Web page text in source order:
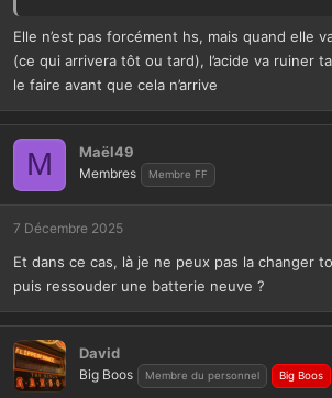
Elle n’est pas forcément hs, mais quand elle
(ce qui arrivera tôt ou tard), l’acide va ruiner
le faire avant que cela n’arrive
M Maël49
Membres Membre FF
7 Décembre 2025
Et dans ce cas, là je ne peux pas la changer
puis ressouder une batterie neuve ?
David
Big Boos Membre du personnel Big Boos